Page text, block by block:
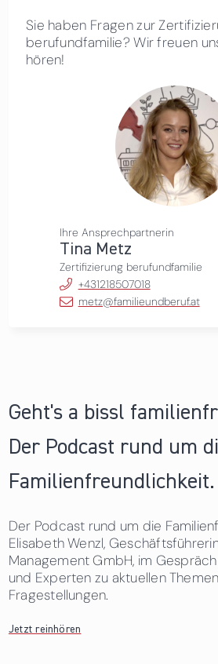
Sie haben Fragen zur
berufundfamilie? Wir freuen
hören!
Ihre Ansprechpartnerin
Tina Metz
Zertifizierung berufundfamilie
+431218507018
metz@familieundberuf.at
Geht's a bissl
Der Podcast rund um
Familienfreundlichkeit.
Der Podcast rund um die
Elisabeth Wenzl,
Management GmbH, im
und Experten zu aktuellen
Fragestellungen.
Jetzt reinhören